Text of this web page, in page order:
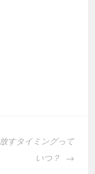
すタイミングって
いつ？